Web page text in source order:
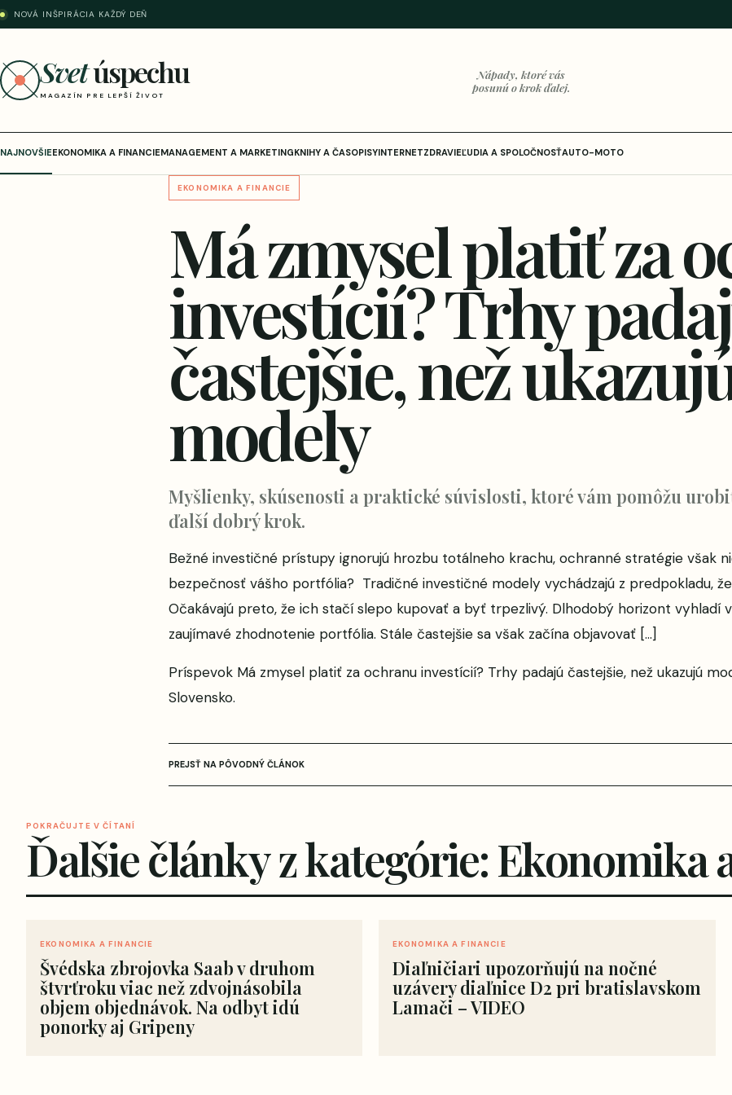
NOVÁ INŠPIRÁCIA KAŽDÝ DEŇ
Svetúspechu
MAGAZÍN PRE LEPŠÍ ŽIVOT
Nápady, ktoré vás
posunú o krok ďalej.
NAJNOVŠIEEKONOMIKA A FINANCIEMANAGEMENT A MARKETINGKNIHY A ČASOPISYINTERNETZDRAVIEĽUDIA A SPOLOČNOSŤAUTO-MOTO
EKONOMIKA A FINANCIE
Má zmysel platiť za
investícií? Trhy
častejšie, než
modely
Myšlienky, skúsenosti a praktické súvislosti, ktoré vám pomôžu
ďalší dobrý krok.
Bežné investičné prístupy ignorujú hrozbu totálneho krachu, ochranné stratégie však
bezpečnosť vášho portfólia? Tradičné investičné modely vychádzajú z predpokladu,
Očakávajú preto, že ich stačí slepo kupovať a byť trpezlivý. Dlhodobý horizont vyhladí
zaujímavé zhodnotenie portfólia. Stále častejšie sa však začína objavovať […]
Príspevok Má zmysel platiť za ochranu investícií? Trhy padajú častejšie, než ukazujú
Slovensko.
PREJSŤ NA PÔVODNÝ ČLÁNOK
POKRAČUJTE V ČÍTANÍ
Ďalšie články z kategórie: Ekonomika
EKONOMIKA A FINANCIE
Švédska zbrojovka Saab v druhom
štvrťroku viac než zdvojnásobila
objem objednávok. Na odbyt idú
ponorky aj Gripeny
EKONOMIKA A FINANCIE
Diaľničiari upozorňujú na nočné
uzávery diaľnice D2 pri bratislavskom
Lamači – VIDEO